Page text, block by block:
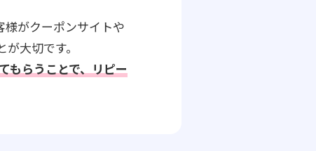
がクーポンサイトや
大切です。
もらうことで、リピー